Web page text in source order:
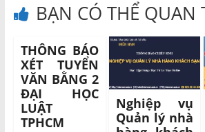
BẠN CÓ THỂ QUAN
THÔNG BÁO
XÉT TUYỂN
VĂN BẰNG 2
ĐẠI HỌC
LUẬT
TPHCM
Nghiệp vụ
Quản lý nhà